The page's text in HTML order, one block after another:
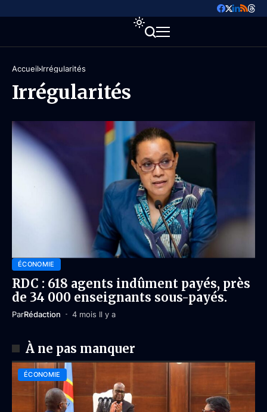
Accueil Irrégularités
Irrégularités
ÉCONOMIE
RDC : 618 agents indûment payés, près
de 34 000 enseignants sous-payés.
ParRédaction 4 mois Il y a
À ne pas manquer
ÉCONOMIE